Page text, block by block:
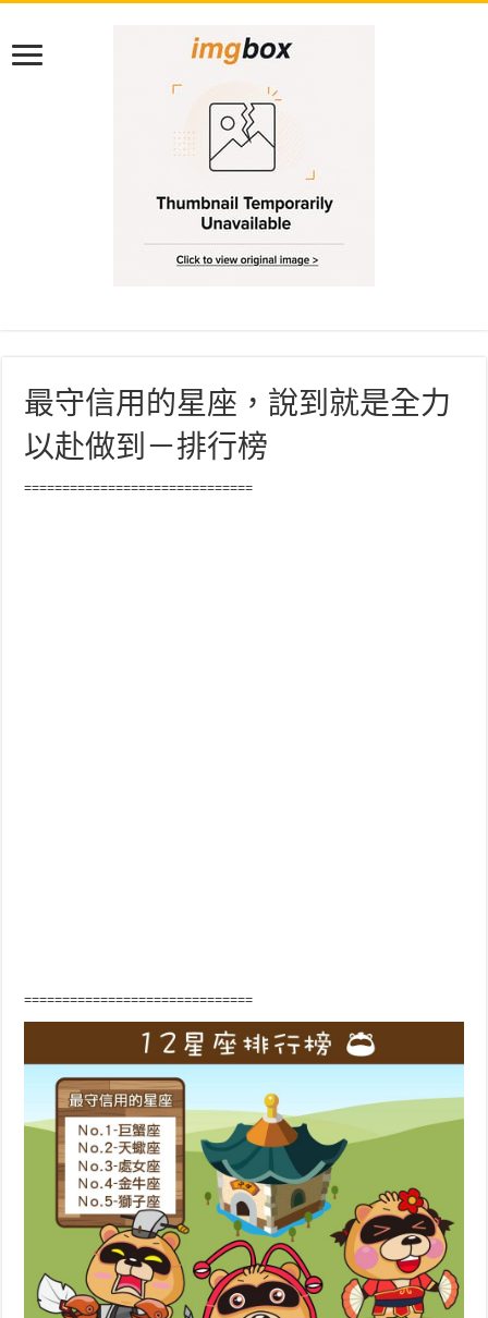
最守信用的星座，說到就是全力
以赴做到－排行榜
==============================
==============================